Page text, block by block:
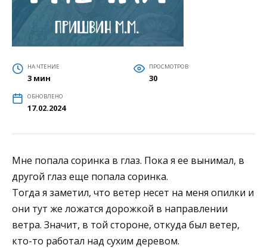
НА ЧТЕНИЕ
3 мин
ПРОСМОТРОВ
30
ОБНОВЛЕНО
17.02.2024
Мне попала соринка в глаз. Пока я ее вынимал, в
другой глаз еще попала соринка.
Тогда я заметил, что ветер несет на меня опилки и
они тут же ложатся дорожкой в направлении
ветра. Значит, в той стороне, откуда был ветер,
кто-то работал над сухим деревом.